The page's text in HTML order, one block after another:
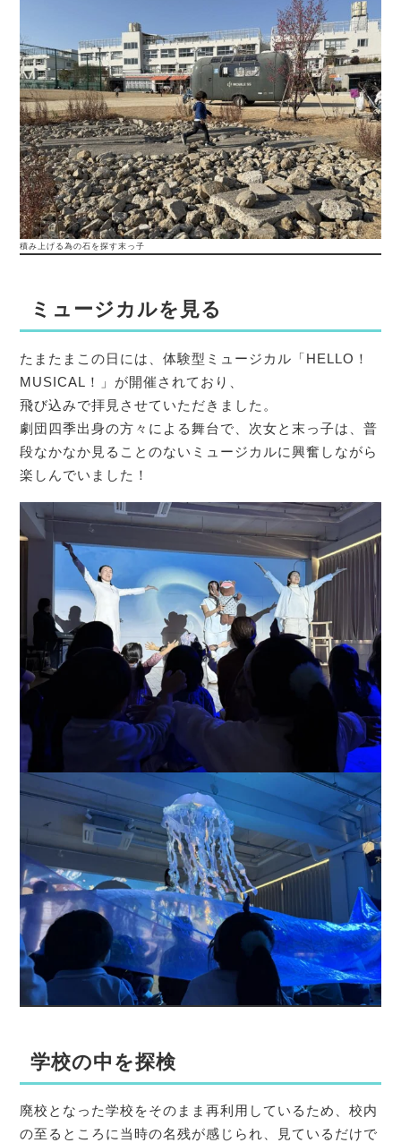
積み上げる為の石を探す末っ子
ミュージカルを見る
たまたまこの日には、体験型ミュージカル「HELLO！
MUSICAL！」が開催されており、
飛び込みで拝見させていただきました。
劇団四季出身の方々による舞台で、次女と末っ子は、普
段なかなか見ることのないミュージカルに興奮しながら
楽しんでいました！
学校の中を探検
廃校となった学校をそのまま再利用しているため、校内
の至るところに当時の名残が感じられ、見ているだけで